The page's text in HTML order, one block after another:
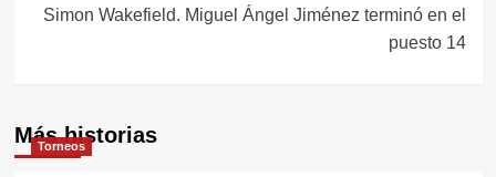
Simon Wakefield. Miguel Ángel Jiménez terminó en el
puesto 14
Más historias
Torneos